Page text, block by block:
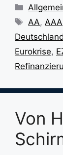
AA, AAA
Eurokrise,
Von